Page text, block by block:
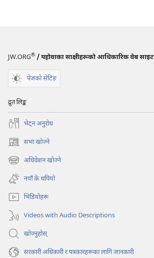
JW.ORG® / यहोवाका साक्षीहरूको आधिकारिक वेब साइट
पेजको सेटिङ
द्रुत लिङ्क
भेट्‌न अनुरोध
सभा खोज्ने
(ब्राउजरको
अर्को
ट्याबमा
नयाँ
पृष्ठ
खुल्नेछ)
अधिवेशन खोज्ने
(ब्राउजरको
अर्को
ट्याबमा
नयाँ
पृष्ठ
खुल्नेछ)
नयाँ के थपियो
भिडियोहरू
Videos with Audio Descriptions
खोज्नुहोस्‌
सरकारी अधिकारी र पत्रकारहरूका लागि जानकारी